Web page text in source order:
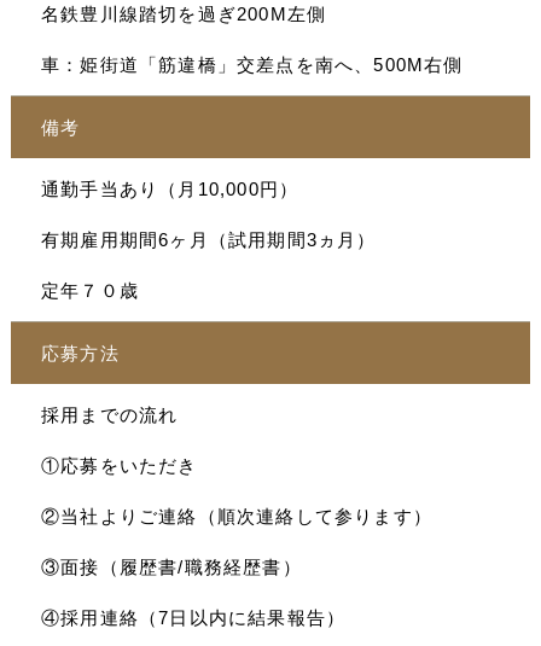
名鉄豊川線踏切を過ぎ200M左側
車：姫街道「筋違橋」交差点を南へ、500M右側
備考
通勤手当あり（月10,000円）
有期雇用期間6ヶ月（試用期間3ヵ月）
定年７０歳
応募方法
採用までの流れ
①応募をいただき
②当社よりご連絡（順次連絡して参ります）
③面接（履歴書/職務経歴書）
④採用連絡（7日以内に結果報告）